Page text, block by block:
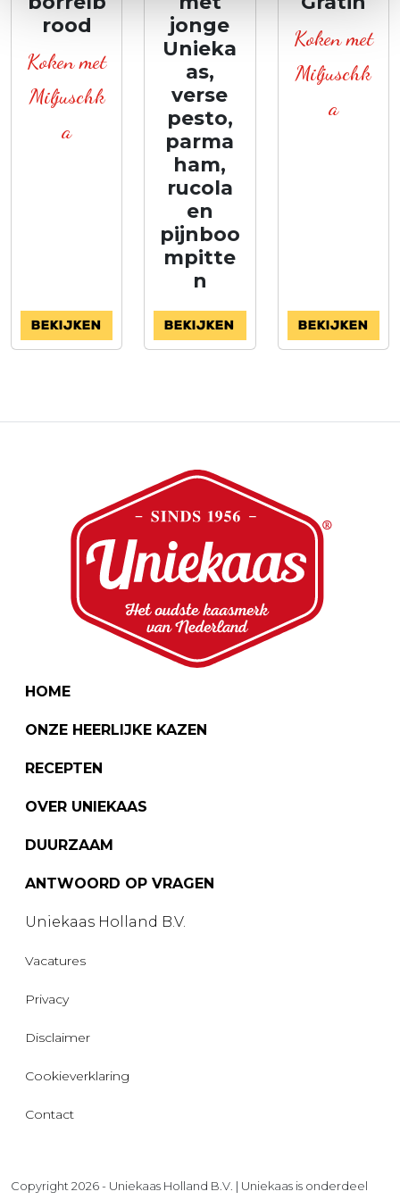
rood
Koken met
Miljuschk
a
Bekijken
jonge
Unieka
as,
verse
pesto,
parma
ham,
rucola
en
pijnboo
mpitte
n
Bekijken
Koken met
Miljuschk
a
Bekijken
HOME
ONZE HEERLIJKE KAZEN
RECEPTEN
OVER UNIEKAAS
DUURZAAM
ANTWOORD OP VRAGEN
Uniekaas Holland B.V.
Vacatures
Privacy
Disclaimer
Cookieverklaring
Contact
Copyright 2026 - Uniekaas Holland B.V. | Uniekaas is onderdeel